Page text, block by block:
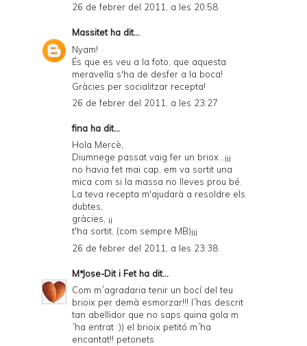
26 de febrer del 2011, a les 20:58
Massitetha dit...
Nyam!
És que es veu a la foto, que aquesta
meravella s'ha de desfer a la boca!
Gràcies per socialitzar recepta!
26 de febrer del 2011, a les 23:27
fina ha dit...
Hola Mercè,
Diumnege passat vaig fer un briox...¡¡¡
no havia fet mai cap, em va sortit una
mica com si la massa no lleves prou bé.
La teva recepta m'ajudarà a resoldre els
dubtes,
gràcies, ¡¡
t'ha sortit, (com sempre MB)¡¡¡
26 de febrer del 2011, a les 23:38
MªJose-Dit i Fetha dit...
Com m´agradaria tenir un bocí del teu
brioix per demà esmorzar!!! l´has descrit
tan abellidor que no saps quina gola m
´ha entrat :)) el brioix petitó m´ha
encantat!! petonets